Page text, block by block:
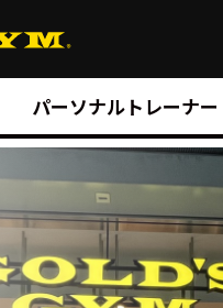
パーソナルトレーナー